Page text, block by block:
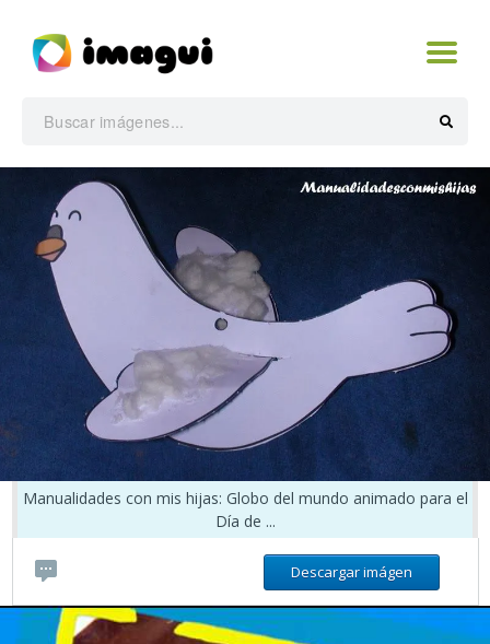
Manualidades con mis hijas: Globo del mundo animado para el
Día de ...
Descargar imágen